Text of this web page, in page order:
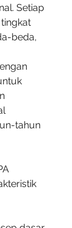
Setiap
beda,
tahun